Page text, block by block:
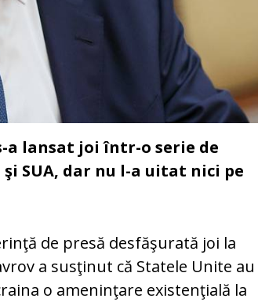
a lansat joi într-o serie de
SUA, dar nu l-a uitat nici pe
de presă desfăşurată joi la
a susţinut că Statele Unite au
o ameninţare existenţială la